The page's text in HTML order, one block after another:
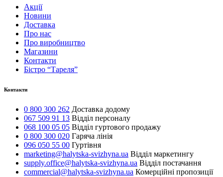
Акції
Новини
Доставка
Про нас
Про виробництво
Магазини
Контакти
Бістро “Тареля”
Контакти
0 800 300 262 Доставка додому
067 509 91 13 Відділ персоналу
068 100 05 05 Відділ гуртового продажу
0 800 300 020 Гаряча лінія
096 050 55 00 Гуртівня
marketing@halytska-svizhyna.ua Відділ маркетингу
supply.office@halytska-svizhyna.ua Відділ постачання
commercial@halytska-svizhyna.ua Комерційні пропозиції